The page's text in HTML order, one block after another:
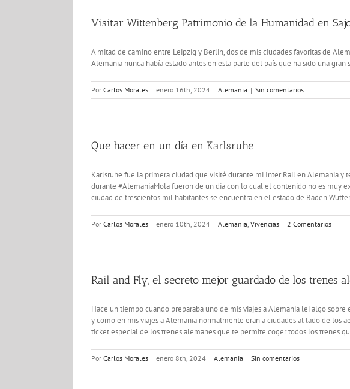
Visitar Wittenberg Patrimonio de la Humanidad en
A mitad de camino entre Leipzig y Berlin, dos de mis ciudades favoritas de
Alemania nunca había estado antes en esta parte del país que ha sido una gran
Por Carlos Morales | enero 16th, 2024 | Alemania | Sin comentarios
Que hacer en un día en Karlsruhe
Karlsruhe fue la primera ciudad que visité durante mi Inter Rail en Alemania y
durante #AlemaniaMola fueron de un día con lo cual el contenido no es muy
ciudad de trescientos mil habitantes se encuentra en el estado de Baden
Por Carlos Morales | enero 10th, 2024 | Alemania, Vivencias | 2 Comentarios
Rail and Fly, el secreto mejor guardado de los trenes
Hace un tiempo cuando preparaba uno de mis viajes a Alemania leí algo
y como en mis viajes a Alemania normalmente eran a ciudades al lado de los
ticket especial de los trenes alemanes que te permite coger todos los trenes
Por Carlos Morales | enero 8th, 2024 | Alemania | Sin comentarios